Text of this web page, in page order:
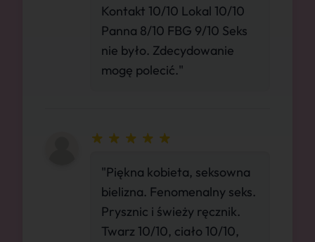
Kontakt 10/10 Lokal 10/10
Panna 8/10 FBG 9/10 Seks
nie było. Zdecydowanie
mogę polecić."
"Piękna kobieta, seksowna
bielizna. Fenomenalny seks.
Prysznic i świeży ręcznik.
Twarz 10/10, ciało 10/10,